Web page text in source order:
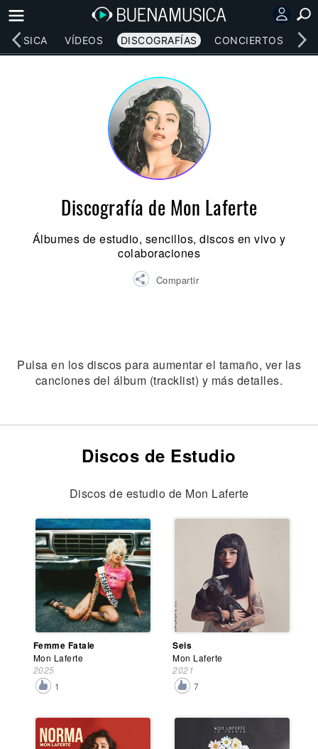
MÚSICA VÍDEOS DISCOGRAFÍAS CONCIERTOS
Discografía de Mon Laferte
Álbumes de estudio, sencillos, discos en vivo y
colaboraciones
Compartir
Pulsa en los discos para aumentar el tamaño, ver las
canciones del álbum (tracklist) y más detalles.
Discos de Estudio
Discos de estudio de Mon Laferte
Femme Fatale
Mon Laferte
2025
1
Seis
Mon Laferte
2021
7